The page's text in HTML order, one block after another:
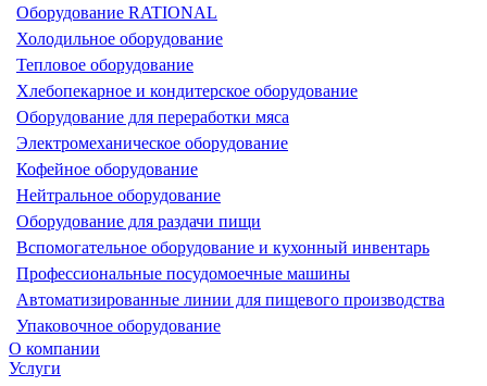
Оборудование RATIONAL
Холодильное оборудование
Тепловое оборудование
Хлебопекарное и кондитерское оборудование
Оборудование для переработки мяса
Электромеханическое оборудование
Кофейное оборудование
Нейтральное оборудование
Оборудование для раздачи пищи
Вспомогательное оборудование и кухонный инвентарь
Профессиональные посудомоечные машины
Автоматизированные линии для пищевого производства
Упаковочное оборудование
О компании
Услуги